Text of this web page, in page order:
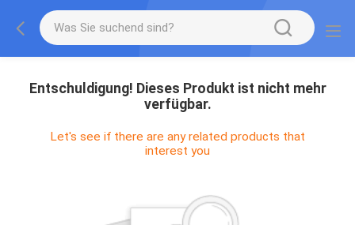
Entschuldigung! Dieses Produkt ist nicht mehr
verfügbar.
Let's see if there are any related products that
interest you